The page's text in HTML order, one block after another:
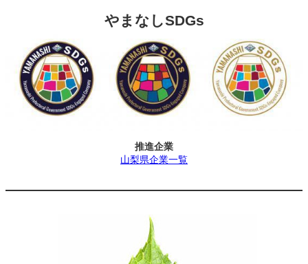
やまなしSDGs
推進企業
山梨県企業一覧